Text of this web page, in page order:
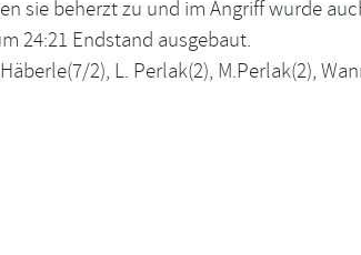
sie beherzt zu und im Angriff wurde
24:21 Endstand ausgebaut.
2), L. Perlak(2), M.Perlak(2),